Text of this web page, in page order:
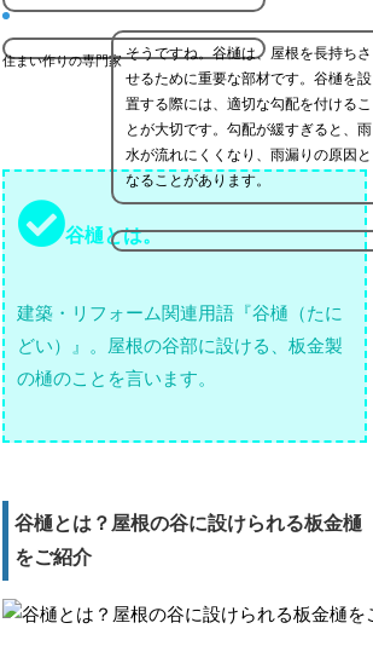
住まい作りの専門家 そうですね。谷樋は、屋根を長持ちさ
せるために重要な部材です。谷樋を設
置する際には、適切な勾配を付けるこ
とが大切です。勾配が緩すぎると、雨
水が流れにくくなり、雨漏りの原因と
なることがあります。
谷樋とは。
建築・リフォーム関連用語『谷樋（たに
どい）』。屋根の谷部に設ける、板金製
の樋のことを言います。
谷樋とは？屋根の谷に設けられる板金樋
をご紹介